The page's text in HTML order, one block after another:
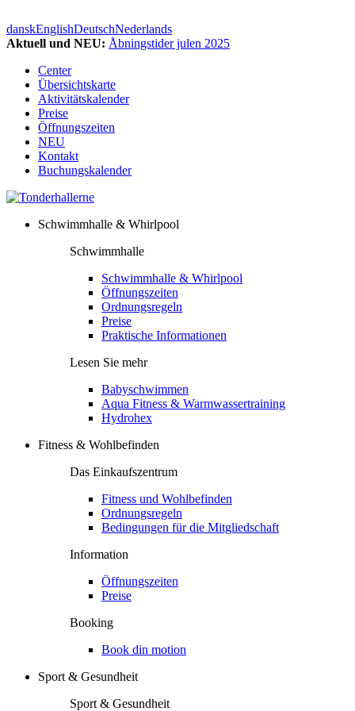
danskEnglishDeutschNederlands
Aktuell und NEU: Åbningstider julen 2025
Center
Übersichtskarte
Aktivitätskalender
Preise
Öffnungszeiten
NEU
Kontakt
Buchungskalender
Schwimmhalle & Whirlpool
Schwimmhalle
Schwimmhalle & Whirlpool
Öffnungszeiten
Ordnungsregeln
Preise
Praktische Informationen
Lesen Sie mehr
Babyschwimmen
Aqua Fitness & Warmwassertraining
Hydrohex
Fitness & Wohlbefinden
Das Einkaufszentrum
Fitness und Wohlbefinden
Ordnungsregeln
Bedingungen für die Mitgliedschaft
Information
Öffnungszeiten
Preise
Booking
Book din motion
Sport & Gesundheit
Sport & Gesundheit